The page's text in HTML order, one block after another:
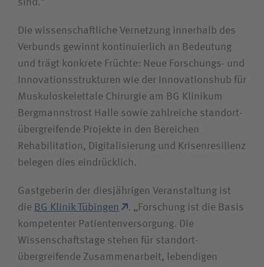
sind."
Die wissenschaftliche Vernetzung innerhalb des
Verbunds gewinnt kontinuierlich an Bedeutung
und trägt konkrete Früchte: Neue Forschungs- und
Innovations­strukturen wie der Innovations­hub für
Muskulo­skelettale Chirurgie am BG Klinikum
Bergmannstrost Halle sowie zahlreiche standort­
übergreifende Projekte in den Bereichen
Rehabilitation, Digitalisierung und Krisenresilienz
belegen dies eindrücklich.
Gastgeberin der diesjährigen Veranstaltung ist
die BG Klinik Tübingen
. „Forschung ist die Basis
kompetenter Patientenversorgung. Die
Wissenschaftstage stehen für standort­
übergreifende Zusammenarbeit, lebendigen